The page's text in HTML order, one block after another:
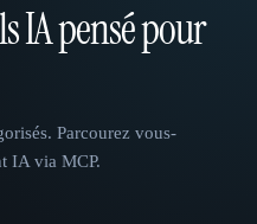
IA pensé pour
Parcourez vous-
IA via MCP.